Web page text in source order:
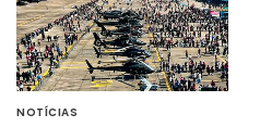
NOTÍCIAS